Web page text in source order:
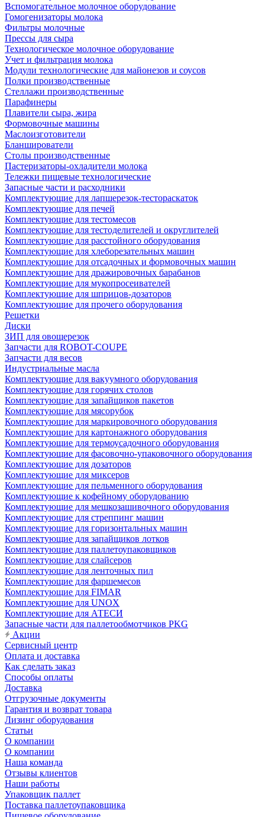
Вспомогательное молочное оборудование
Гомогенизаторы молока
Фильтры молочные
Прессы для сыра
Технологическое молочное оборудование
Учет и фильтрация молока
Модули технологические для майонезов и соусов
Полки производственные
Стеллажи производственные
Парафинеры
Плавители сыра, жира
Формовочные машины
Маслоизготовители
Бланширователи
Столы производственные
Пастеризаторы-охладители молока
Тележки пищевые технологические
Запасные части и расходники
Комплектующие для лапшерезок-тестораскаток
Комплектующие для печей
Комплектующие для тестомесов
Комплектующие для тестоделителей и округлителей
Комплектующие для расстойного оборудования
Комплектующие для хлеборезательных машин
Комплектующие для отсадочных и формовочных машин
Комплектующие для дражировочных барабанов
Комплектующие для мукопросеивателей
Комплектующие для шприцов-дозаторов
Комплектующие для прочего оборудования
Решетки
Диски
ЗИП для овощерезок
Запчасти для ROBOT-COUPE
Запчасти для весов
Индустриальные масла
Комплектующие для вакуумного оборудования
Комплектующие для горячих столов
Комплектующие для запайщиков пакетов
Комплектующие для мясорубок
Комплектующие для маркировочного оборудования
Комплектующие для картонажного оборудования
Комплектующие для термоусадочного оборудования
Комплектующие для фасовочно-упаковочного оборудования
Комплектующие для дозаторов
Комплектующие для миксеров
Комплектующие для пельменного оборудования
Комплектующие к кофейному оборудованию
Комплектующие для мешкозашивочного оборудования
Комплектующие для стреппинг машин
Комплектующие для горизонтальных машин
Комплектующие для запайщиков лотков
Комплектующие для паллетоупаковщиков
Комплектующие для слайсеров
Комплектующие для ленточных пил
Комплектующие для фаршемесов
Комплектующие для FIMAR
Комплектующие для UNOX
Комплектующие для АТЕСИ
Запасные части для паллетообмотчиков PKG
Акции
Сервисный центр
Оплата и доставка
Как сделать заказ
Способы оплаты
Доставка
Отгрузочные документы
Гарантия и возврат товара
Лизинг оборудования
Статьи
О компании
О компании
Наша команда
Отзывы клиентов
Наши работы
Упаковщик паллет
Поставка паллетоупаковщика